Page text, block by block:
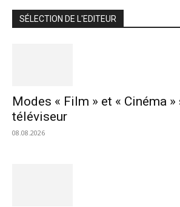
SÉLECTION DE L'EDITEUR
Modes « Film » et « Cinéma »
téléviseur
08.08.2026